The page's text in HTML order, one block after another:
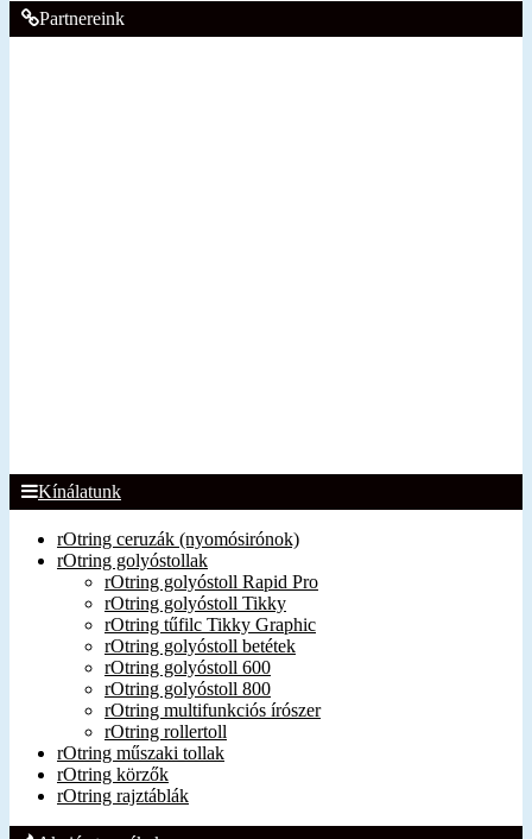
Partnereink
Kínálatunk
rOtring ceruzák (nyomósirónok)
rOtring golyóstollak
rOtring golyóstoll Rapid Pro
rOtring golyóstoll Tikky
rOtring tűfilc Tikky Graphic
rOtring golyóstoll betétek
rOtring golyóstoll 600
rOtring golyóstoll 800
rOtring multifunkciós írószer
rOtring rollertoll
rOtring műszaki tollak
rOtring körzők
rOtring rajztáblák